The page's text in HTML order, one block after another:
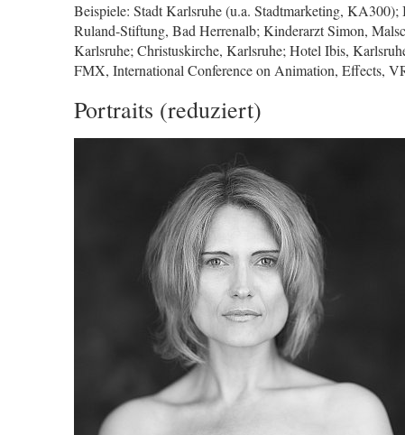
Beispiele: Stadt Karlsruhe (u.a. Stadtmarketing,
Ruland-Stiftung, Bad Herrenalb; Kinderarzt Simon,
Karlsruhe; Christuskirche, Karlsruhe; Hotel Ibis,
FMX, International Conference on Animation, Effects,
Portraits (reduziert)